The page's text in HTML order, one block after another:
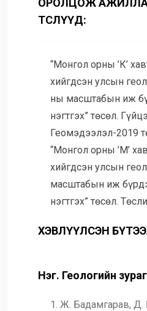
ТӨСЛҮҮД:
“Монгол орны ’К’
хийгдсэн улсын
ны масштабын иж
нэгтгэх” төсөл.
Геомэдээлэл-2019
“Монгол орны ’М’
хийгдсэн улсын
масштабын иж
нэгтгэх” төсөл.
ХЭВЛҮҮЛСЭН
Нэг. Геологийн
Ж. Бадамгарав, Д.